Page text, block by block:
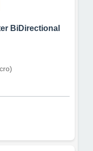
BiDirectional